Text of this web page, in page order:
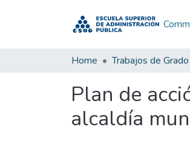
Home Trabajos de Grado
Plan de
alcaldía